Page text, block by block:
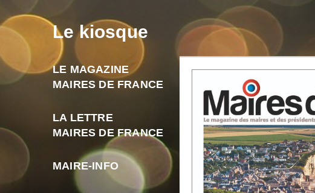
Le kiosque
LE MAGAZINE
MAIRES DE FRANCE
LA LETTRE
MAIRES DE FRANCE
MAIRE-INFO